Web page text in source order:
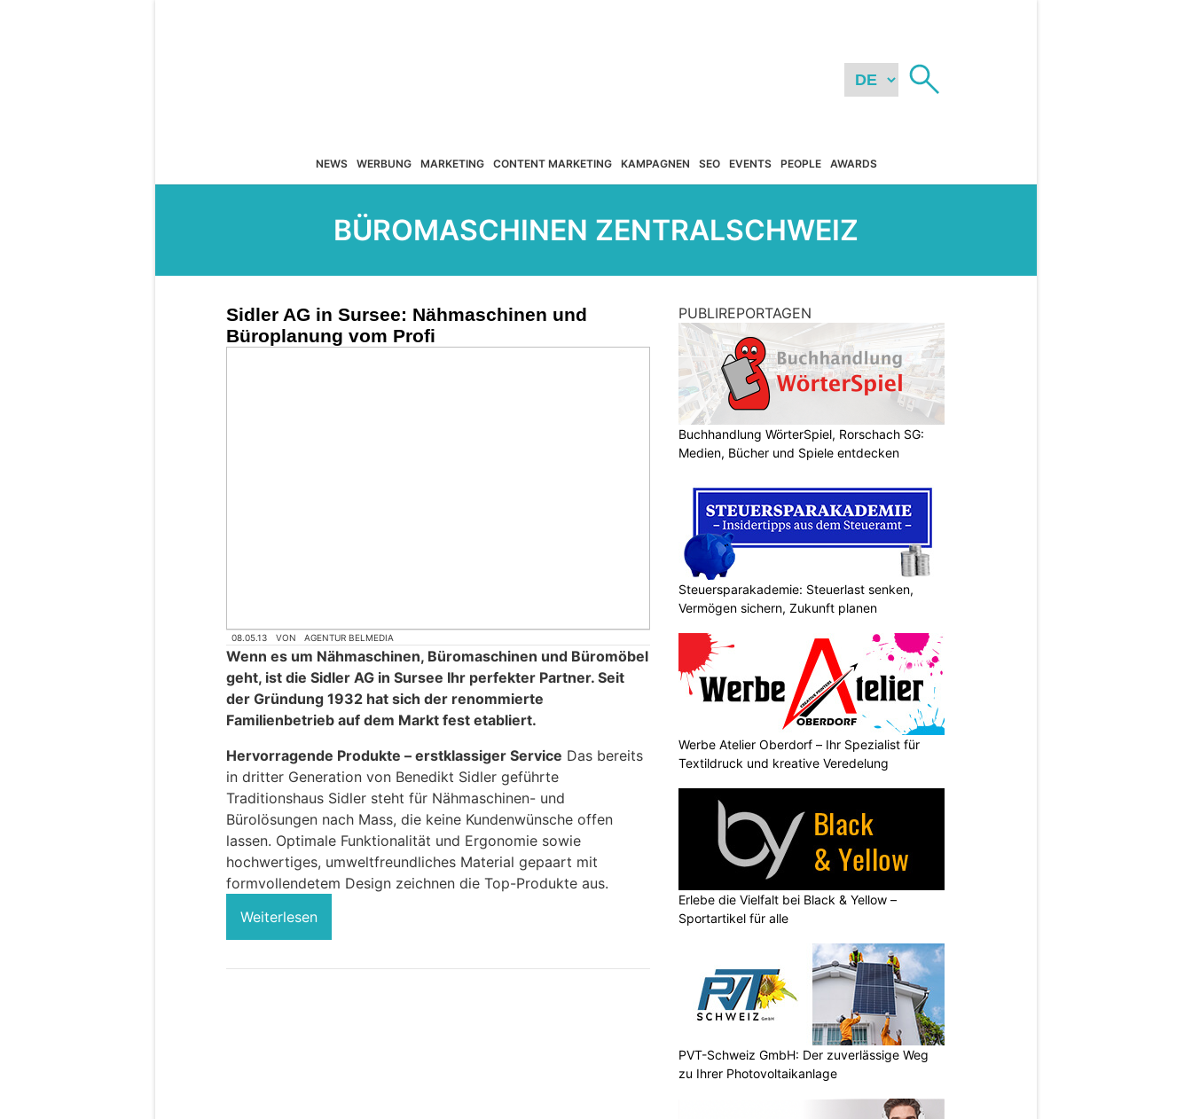
NEWS WERBUNG MARKETING CONTENT MARKETING KAMPAGNEN SEO EVENTS PEOPLE AWARDS
BÜROMASCHINEN ZENTRALSCHWEIZ
Sidler AG in Sursee: Nähmaschinen und
Büroplanung vom Profi
08.05.13 VON AGENTUR BELMEDIA
Wenn es um Nähmaschinen, Büromaschinen und Büromöbel
geht, ist die Sidler AG in Sursee Ihr perfekter Partner. Seit
der Gründung 1932 hat sich der renommierte
Familienbetrieb auf dem Markt fest etabliert.
Hervorragende Produkte – erstklassiger Service Das bereits
in dritter Generation von Benedikt Sidler geführte
Traditionshaus Sidler steht für Nähmaschinen- und
Bürolösungen nach Mass, die keine Kundenwünsche offen
lassen. Optimale Funktionalität und Ergonomie sowie
hochwertiges, umweltfreundliches Material gepaart mit
formvollendetem Design zeichnen die Top-Produkte aus.
Weiterlesen
PUBLIREPORTAGEN
Buchhandlung WörterSpiel, Rorschach SG:
Medien, Bücher und Spiele entdecken
Steuersparakademie: Steuerlast senken,
Vermögen sichern, Zukunft planen
Werbe Atelier Oberdorf – Ihr Spezialist für
Textildruck und kreative Veredelung
Erlebe die Vielfalt bei Black & Yellow –
Sportartikel für alle
PVT-Schweiz GmbH: Der zuverlässige Weg
zu Ihrer Photovoltaikanlage